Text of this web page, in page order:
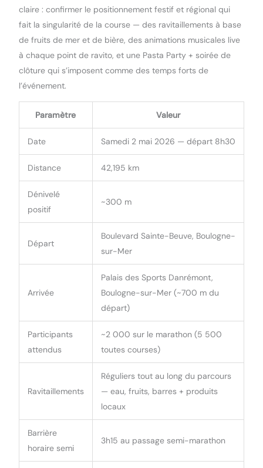
claire : confirmer le positionnement festif et régional qui
fait la singularité de la course — des ravitaillements à base
de fruits de mer et de bière, des animations musicales live
à chaque point de ravito, et une Pasta Party + soirée de
clôture qui s’imposent comme des temps forts de
l’événement.
Paramètre Valeur
Date Samedi 2 mai 2026 — départ 8h30
Distance 42,195 km
Dénivelé
positif
~300 m
Départ
Boulevard Sainte-Beuve, Boulogne-
sur-Mer
Arrivée
Palais des Sports Danrémont,
Boulogne-sur-Mer (~700 m du
départ)
Participants
attendus
~2 000 sur le marathon (5 500
toutes courses)
Ravitaillements
Réguliers tout au long du parcours
— eau, fruits, barres + produits
locaux
Barrière
horaire semi
3h15 au passage semi-marathon